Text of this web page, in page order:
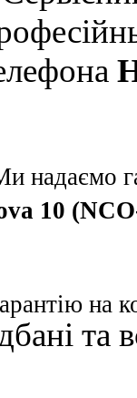
надаємо
10
на
та